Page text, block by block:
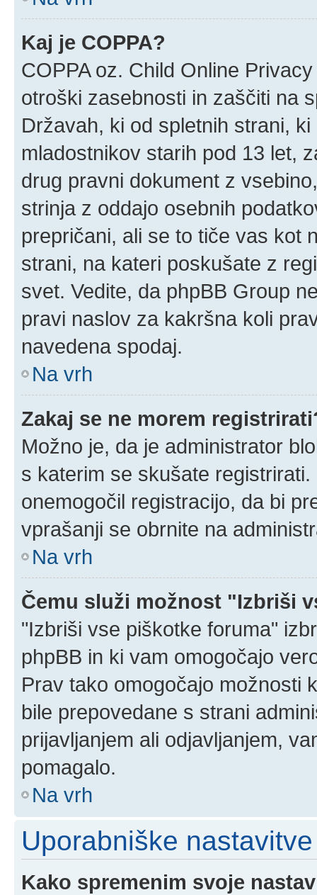
Kaj je COPPA?
COPPA oz. Child Online
otroški zasebnosti in zaščiti na
Državah, ki od spletnih strani,
mladostnikov starih pod 13 let,
drug pravni dokument z
strinja z oddajo osebnih
prepričani, ali se to tiče vas kot
strani, na kateri poskušate z
svet. Vedite, da phpBB Group
pravi naslov za kakršna koli
navedena spodaj.
Na vrh
Zakaj se ne morem
Možno je, da je administrator
s katerim se skušate
onemogočil registracijo, da bi
vprašanji se obrnite na
Na vrh
Čemu služi možnost "Izbriši
"Izbriši vse piškotke foruma"
phpBB in ki vam omogočajo
Prav tako omogočajo možnosti
bile prepovedane s strani
prijavljanjem ali odjavljanjem,
pomagalo.
Na vrh
Uporabniške nastavitve
Kako spremenim svoje